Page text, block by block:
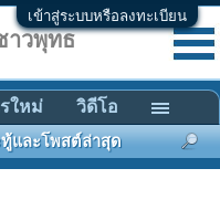
เข้าสู่ระบบหรือลงทะเบียน
วพุทธ
และโพสต์ล่าสุด
ใหม่ วิดีโอ